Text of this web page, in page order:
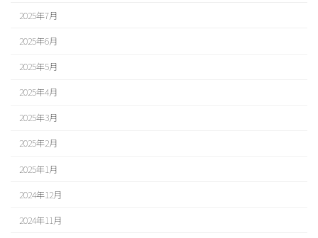
2025年7月
2025年6月
2025年5月
2025年4月
2025年3月
2025年2月
2025年1月
2024年12月
2024年11月